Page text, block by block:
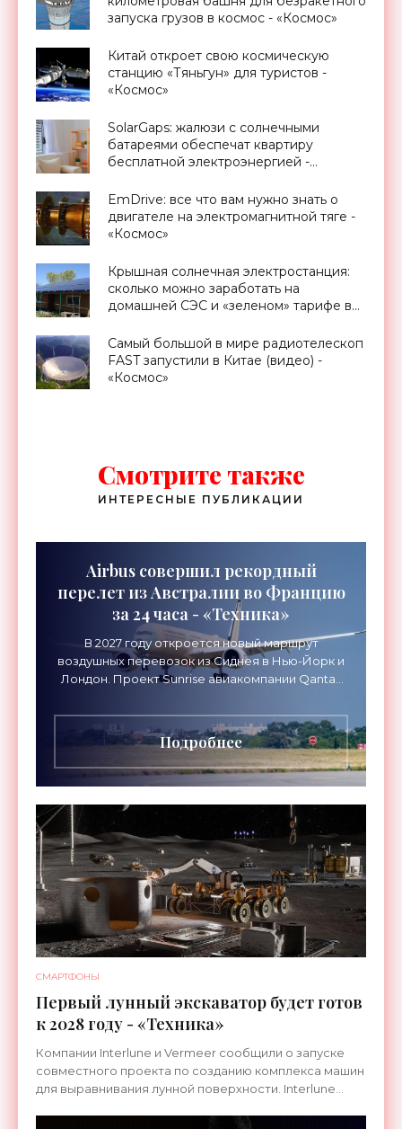
запуска грузов в космос - «Космос»
Китай откроет свою космическую
станцию «Тяньгун» для туристов -
«Космос»
SolarGaps: жалюзи с солнечными
батареями обеспечат квартиру
бесплатной электроэнергией -
EmDrive: все что вам нужно знать о
двигателе на электромагнитной тяге -
«Космос»
Крышная солнечная электростанция:
сколько можно заработать на
домашней СЭС и «зеленом» тарифе в
Самый большой в мире радиотелескоп
FAST запустили в Китае (видео) -
«Космос»
Смотрите также
ИНТЕРЕСНЫЕ ПУБЛИКАЦИИ
Airbus совершил рекордный
перелет из Австралии во Францию
за 24 часа - «Техника»
В 2027 году откроется новый маршрут
воздушных перевозок из Сиднея в Нью-Йорк и
Лондон. Проект Sunrise авиакомпании Qantas
длительностью до 24
Подробнее
СМАРТФОНЫ
Первый лунный экскаватор будет готов
к 2028 году - «Техника»
Компании Interlune и Vermeer сообщили о запуске
совместного проекта по созданию комплекса машин
для выравнивания лунной поверхности. Interlune